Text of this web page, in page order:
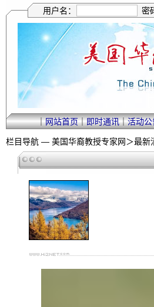
用户名： 密
｜网站首页｜即时通讯｜活动公
栏目导航 — 美国华裔教授专家网＞最新